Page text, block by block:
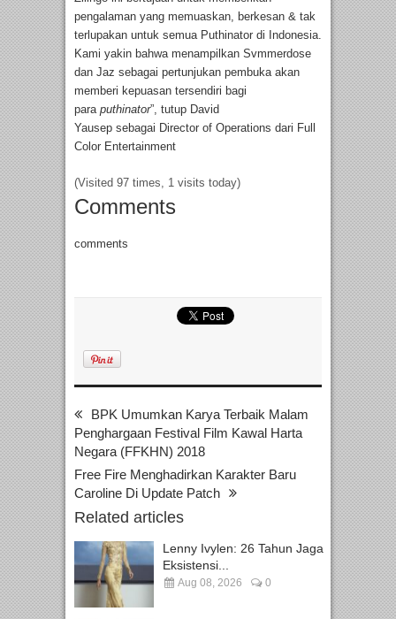
pengalaman yang memuaskan, berkesan & tak
terlupakan untuk semua Puthinator di Indonesia.
Kami yakin bahwa menampilkan Svmmerdose
dan Jaz sebagai pertunjukan pembuka akan
memberi kepuasan tersendiri bagi
para puthinator”, tutup David
Yausep sebagai Director of Operations dari Full
Color Entertainment
(Visited 97 times, 1 visits today)
Comments
comments
BPK Umumkan Karya Terbaik Malam
Penghargaan Festival Film Kawal Harta
Negara (FFKHN) 2018
Free Fire Menghadirkan Karakter Baru
Caroline Di Update Patch
Related articles
Lenny Ivylen: 26 Tahun Jaga
Eksistensi...
Aug 08, 2026 0